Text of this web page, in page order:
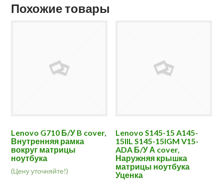
Похожие товары
Lenovo G710 Б/У B cover,
Внутренняя рамка
вокруг матрицы
ноутбука
(Цену уточняйте!)
Lenovo S145-15 A145-
15IIL S145-15IGM V15-
ADA Б/У А cover,
Наружняя крышка
матрицы ноутбука
Уценка